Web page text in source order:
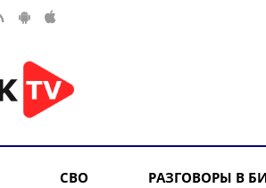
СВО РАЗГОВОРЫ В